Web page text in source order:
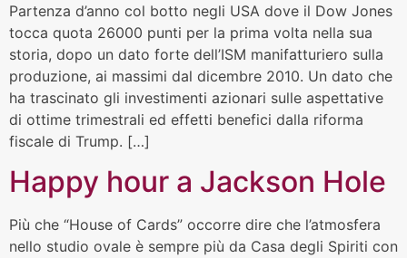
Partenza d’anno col botto negli USA dove il Dow Jones
tocca quota 26000 punti per la prima volta nella sua
storia, dopo un dato forte dell’ISM manifatturiero sulla
produzione, ai massimi dal dicembre 2010. Un dato che
ha trascinato gli investimenti azionari sulle aspettative
di ottime trimestrali ed effetti benefici dalla riforma
fiscale di Trump. […]
Happy hour a Jackson Hole
Più che “House of Cards” occorre dire che l’atmosfera
nello studio ovale è sempre più da Casa degli Spiriti con